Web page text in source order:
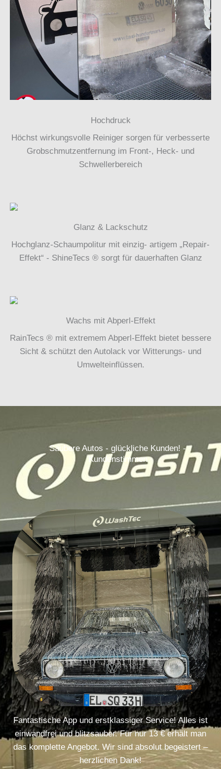
Hochdruck
Höchst wirkungsvolle Reiniger sorgen für verbesserte
Grobschmutzentfernung im Front-, Heck- und
Schwellerbereich
Glanz & Lackschutz
Hochglanz-Schaumpolitur mit einzig- artigem „Repair-
Effekt“ - ShineTecs ® sorgt für dauerhaften Glanz
Wachs mit Abperl-Effekt
RainTecs ® mit extremem Abperl-Effekt bietet bessere
Sicht & schützt den Autolack vor Witterungs- und
Umwelteinflüssen.
Saubere Autos - glückliche Kunden! -
Kundenstimmen
Fantastische App und erstklassiger Service! Alles ist
einwandfrei und blitzsauber. Für nur 13 € erhält man
das komplette Angebot. Wir sind absolut begeistert –
herzlichen Dank!